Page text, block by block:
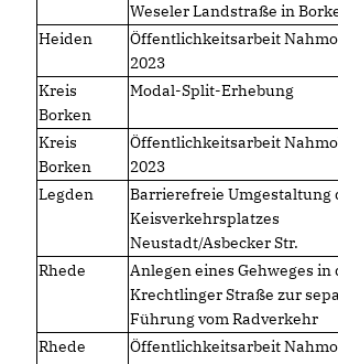
Weseler Landstraße in
Heiden
Öffentlichkeitsarbeit
2023
Kreis
Borken
Modal-Split-Erhebung
Kreis
Borken
Öffentlichkeitsarbeit
2023
Legden
Barrierefreie Umgestaltung
Keisverkehrsplatzes
Neustadt/Asbecker Str.
Rhede
Anlegen eines Gehweges in
Krechtlinger Straße zur
Führung vom Radverkehr
Rhede
Öffentlichkeitsarbeit